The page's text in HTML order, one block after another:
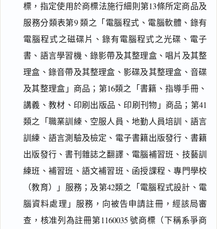
標，指定使用於商標法施行細則第13條所定商品及
服務分類表第9 類之「電腦程式、電腦軟體、錄有
電腦程式之磁碟片、錄有電腦程式之光碟、電子
書、語言學習機、錄影帶及其整理盒、唱片及其整
理盒、錄音帶及其整理盒、影碟及其整理盒、音碟
及其整理盒」商品；第16類之「書籍、指導手冊、
講義、教材、印刷出版品、印刷刊物」商品；第41
類之「職業訓練、空服人員、地勤人員培訓、語言
訓練、語言測驗及檢定、電子書籍出版發行、書籍
出版發行、書刊雜誌之翻譯、電腦補習班、技藝訓
練班、補習班、語文補習班、函授課程、專門學校
（教育）」服務；及第42類之「電腦程式設計、電
腦資料處理」服務，向被告申請註冊，經該局審
查，核准列為註冊第1160035 號商標（下稱系爭商